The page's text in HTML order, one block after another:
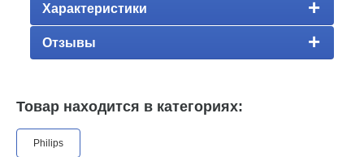
Характеристики
Отзывы
Товар находится в категориях:
Philips